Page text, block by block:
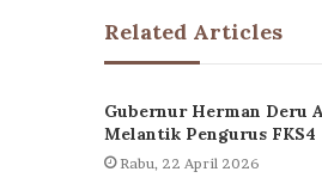
Related Articles
Gubernur Herman Deru
Melantik Pengurus FKS4
Rabu, 22 April 2026